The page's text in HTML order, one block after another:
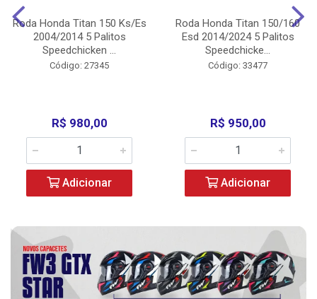
Roda Honda Titan 150 Ks/Es
2004/2014 5 Palitos
Speedchicken ...
Código: 27345
R$ 980,00
Adicionar
Roda Honda Titan 150/160
Esd 2014/2024 5 Palitos
Speedchicke...
Código: 33477
R$ 950,00
Adicionar